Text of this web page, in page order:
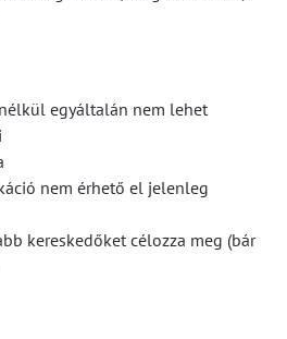
egyáltalán nem lehet
nem érhető el jelenleg
kereskedőket célozza meg (bár